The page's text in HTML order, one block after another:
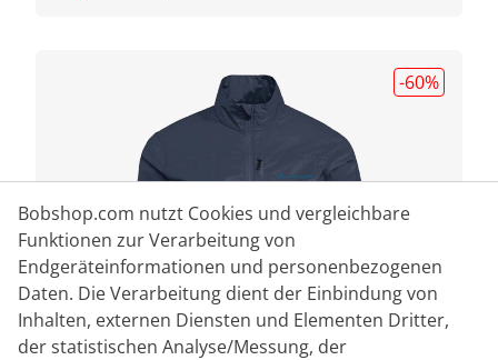
-60%
Bobshop.com nutzt Cookies und vergleichbare
Funktionen zur Verarbeitung von
Endgeräteinformationen und personenbezogenen
Daten. Die Verarbeitung dient der Einbindung von
Inhalten, externen Diensten und Elementen Dritter,
der statistischen Analyse/Messung, der